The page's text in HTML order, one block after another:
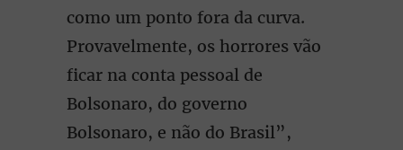
como um ponto fora da curva.
Provavelmente, os horrores vão
ficar na conta pessoal de
Bolsonaro, do governo
Bolsonaro, e não do Brasil”,